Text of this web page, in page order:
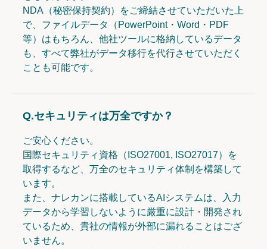
NDA（秘密保持契約）をご締結させていただいた上
で、ファイルデータ（PowerPoint・Word・PDF
等）はもちろん、他社ツールに格納しているデータ
も、すべて弊社がデータ移行を代行させていただく
ことも可能です。
Q.セキュリティは万全ですか？
ご安心ください。
国際セキュリティ資格（ISO27001, ISO27017）を
取得するなど、万全のセキュリティ体制を構築して
います。
また、ナレカンに搭載しているAIシステムは、入力
データから学習しないように厳重に設計・開発され
ているため、貴社の情報が外部に漏れることはござ
いません。